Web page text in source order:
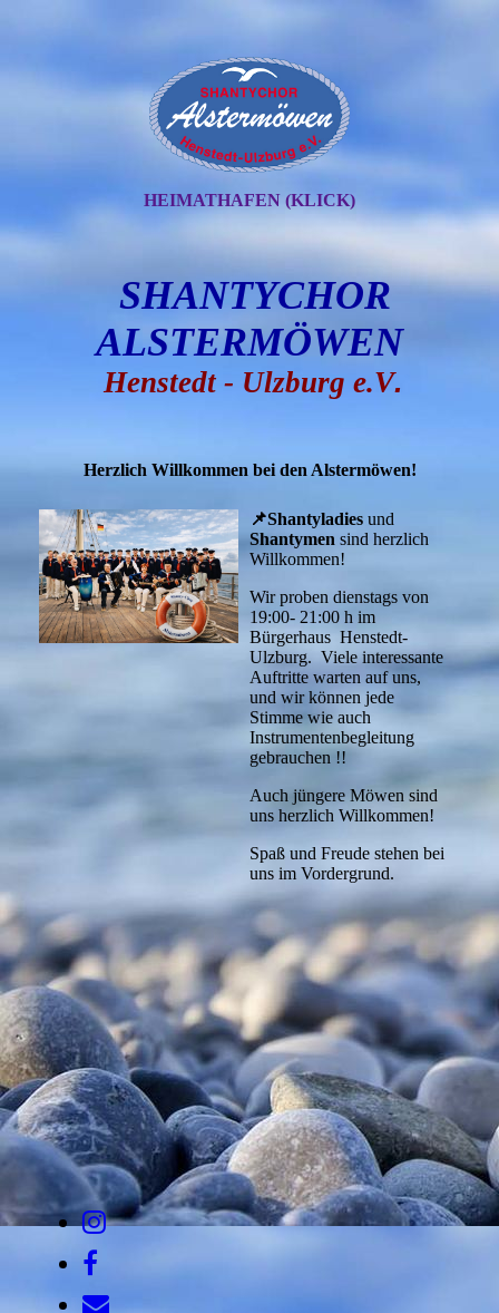
HEIMATHAFEN (KLICK)
SHANTYCHOR
ALSTERMÖWEN
Henstedt - Ulzburg e.V.
Herzlich Willkommen bei den Alstermöwen!
📌Shantyladies und
Shantymen sind herzlich
Willkommen!
Wir proben dienstags von
19:00- 21:00 h im
Bürgerhaus Henstedt-
Ulzburg. Viele interessante
Auftritte warten auf uns,
und wir können jede
Stimme wie auch
Instrumentenbegleitung
gebrauchen !!
Auch jüngere Möwen sind
uns herzlich Willkommen!
Spaß und Freude stehen bei
uns im Vordergrund.